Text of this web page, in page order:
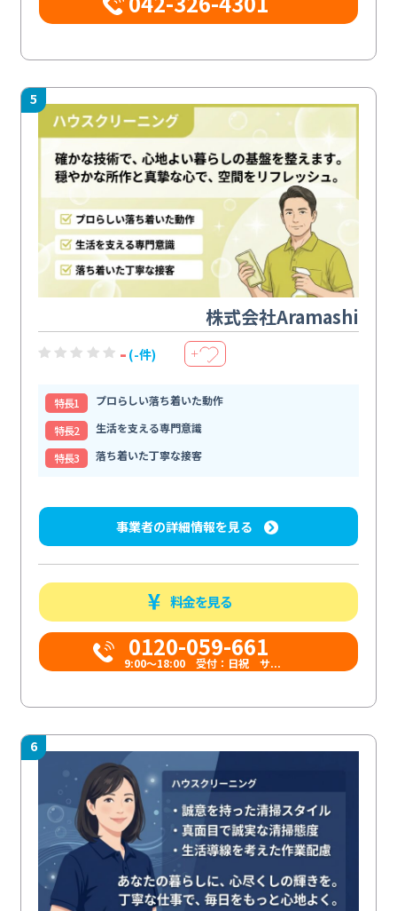
5
株式会社Aramashi
- (-件) ＋
特⻑1
プロらしい落ち着いた動作
特⻑2
生活を支える専門意識
特⻑3
落ち着いた丁寧な接客
事業者の詳細情報を見る
料金を見る
0120-059-661
9:00〜18:00 受付：日祝 サ...
6